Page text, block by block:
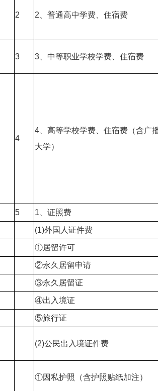
2 2、普通高中学费、住宿费
3 3、中等职业学校学费、住宿费
4
4、高等学校学费、住宿费（含广
大学）
5 1、证照费
(1)外国人证件费
①居留许可
②永久居留申请
③永久居留证
④出入境证
⑤旅行证
(2)公民出入境证件费
①因私护照（含护照贴纸加注）